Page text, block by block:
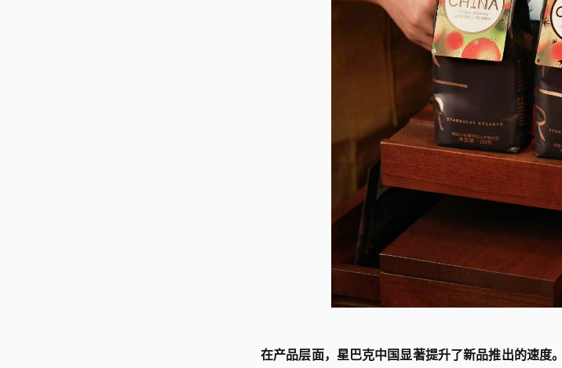
在产品层面，星巴克中国显著提升了新品推出的速度。